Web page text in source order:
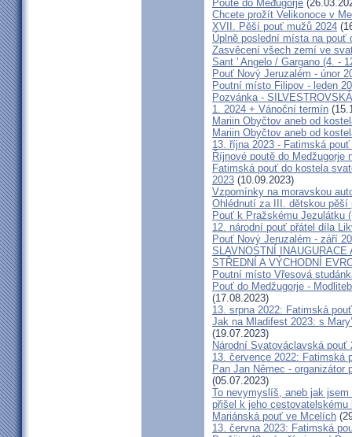
Poutě do Međugorje
Chcete prožít Velikonoce v
XVII. Pěší pouť mužů 2024
Úplně poslední místa na pouť
Zasvěcení všech zemí ve
Sant ' Angelo / Gargano (4. -
Pouť Nový Jeruzalém - únor
Poutní místo Filipov - leden
Pozvánka -
1. 2024 + Vánoční termín
Mariin Obyčtov aneb od
Mariin Obyčtov aneb od
13. října 2023 - Fatimská
Říjnové poutě do Medžugorje
Fatimská pouť do kostela
2023 (10.09.2023)
Vzpomínky na moravskou
Ohlédnutí za III. dětskou pěší
Pouť k Pražskému Jezulátku
12. národní pouť přátel díla
Pouť Nový Jeruzalém - září
SLAVNOSTNÍ
STŘEDNÍ A VÝCHODNÍ
Poutní místo Vřesová
Pouť do Medžugorje -
(17.08.2023)
13. srpna 2022: Fatimská
Jak na Mladifest 2023: s
(19.07.2023)
Národní Svatováclavská pouť
13. července 2022: Fatimská
Pan Jan Němec -
(05.07.2023)
To nevymyslíš, aneb jak
přišel k jeho cestovatelskému
Mariánská pouť ve Mcelích
13. června 2023: Fatimská